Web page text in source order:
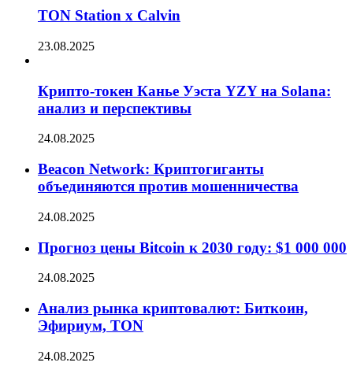
TON Station x Calvin
23.08.2025
Крипто-токен Канье Уэста YZY на Solana:
анализ и перспективы
24.08.2025
Beacon Network: Криптогиганты
объединяются против мошенничества
24.08.2025
Прогноз цены Bitcoin к 2030 году: $1 000 000
24.08.2025
Анализ рынка криптовалют: Биткоин,
Эфириум, TON
24.08.2025